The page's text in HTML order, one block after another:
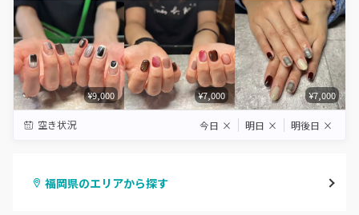
¥9,000 ¥7,000 ¥7,000
空き状況 今日 × 明日 × 明後日 ×
福岡県のエリアから探す